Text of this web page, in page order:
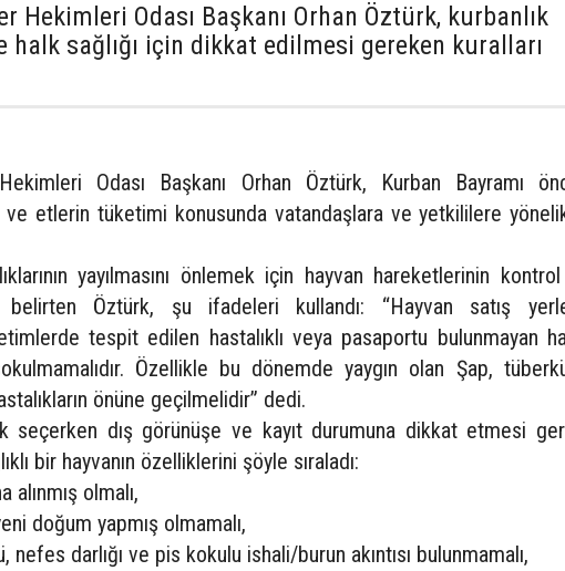
Hekimleri Odası Başkanı Orhan Öztürk, kurbanlık
halk sağlığı için dikkat edilmesi gereken kuralları
Odası Başkanı Orhan Öztürk, Kurban Bayramı
ve etlerin tüketimi konusunda vatandaşlara ve yetkililere
yayılmasını önlemek için hayvan hareketlerinin
belirten Öztürk, şu ifadeleri kullandı: “Hayvan satış
tespit edilen hastalıklı veya pasaportu bulunmayan
Özellikle bu dönemde yaygın olan Şap,
önüne geçilmelidir” dedi.
seçerken dış görünüşe ve kayıt durumuna dikkat etmesi
bir hayvanın özelliklerini şöyle sıraladı:
alınmış olmalı,
doğum yapmış olmamalı,
darlığı ve pis kokulu ishali/burun akıntısı bulunmamalı,